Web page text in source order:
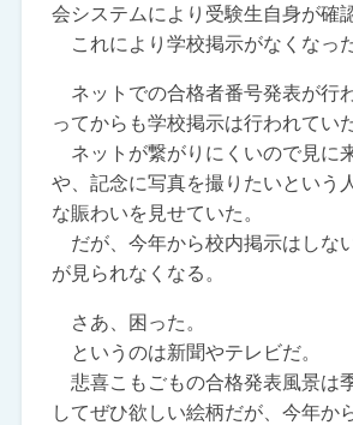
会システムにより受験生自身が確
これにより学校掲示がなくなった
ネットでの合格者番号発表が行
ってからも学校掲示は行われていた
ネットが繋がりにくいので見に
や、記念に写真を撮りたいという
な賑わいを見せていた。
だが、今年から校内掲示はしな
が見られなくなる。
さあ、困った。
というのは新聞やテレビだ。
悲喜こもごもの合格発表風景は
してぜひ欲しい絵柄だが、今年か